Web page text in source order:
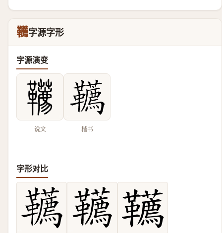
韉字源字形
字源演变
说文 楷书
字形对比